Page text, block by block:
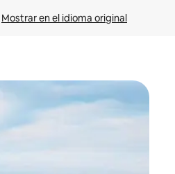
Mostrar en el idioma original